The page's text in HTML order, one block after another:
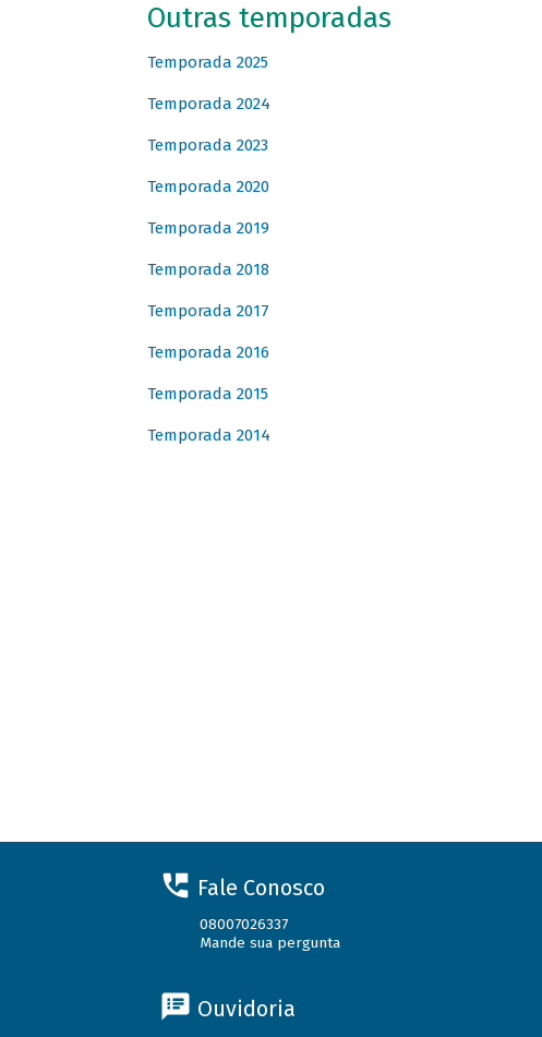
Outras temporadas
Temporada 2025
Temporada 2024
Temporada 2023
Temporada 2020
Temporada 2019
Temporada 2018
Temporada 2017
Temporada 2016
Temporada 2015
Temporada 2014
Fale Conosco
08007026337
Mande sua pergunta
Ouvidoria